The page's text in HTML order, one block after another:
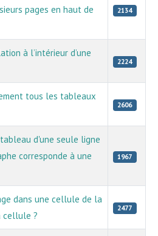
pages en haut de
2134
à l’intérieur d’une
2224
tous les tableaux
2606
d'une seule ligne
corresponde à une
1967
dans une cellule de la
cellule ?
2477